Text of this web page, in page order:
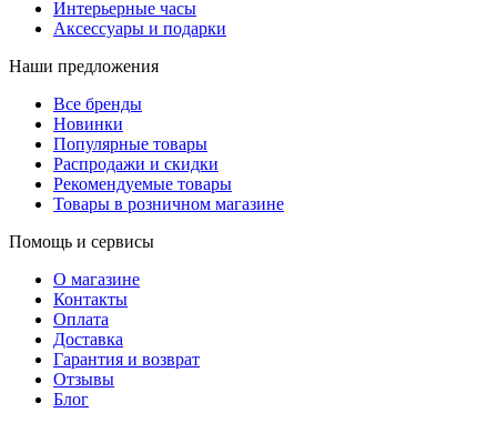
Интерьерные часы
Аксессуары и подарки
Наши предложения
Все бренды
Новинки
Популярные товары
Распродажи и скидки
Рекомендуемые товары
Товары в розничном магазине
Помощь и сервисы
О магазине
Контакты
Оплата
Доставка
Гарантия и возврат
Отзывы
Блог